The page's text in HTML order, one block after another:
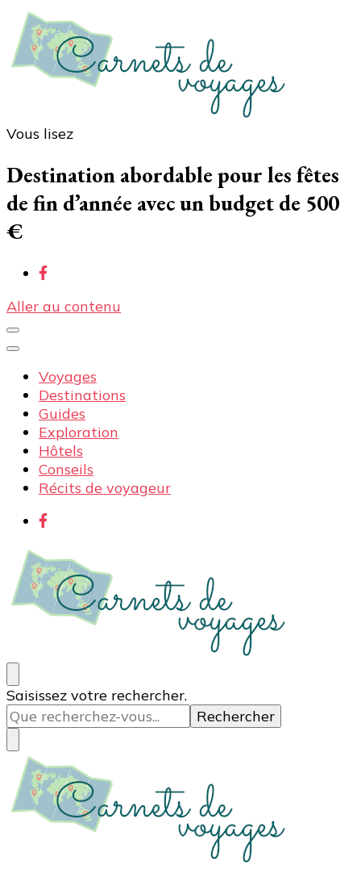
voyages, des conseils et avis sur les hôtelss
Vous lisez
Destination abordable pour les fêtes
de fin d’année avec un budget de 500
€
Aller au contenu
Voyages
Destinations
Guides
Exploration
Hôtels
Conseils
Récits de voyageur
Carnets de voyages
Blog voyage à la découverte du monde, des idées
voyages, des conseils et avis sur les hôtelss
Vous
recherchiez
quelque
chose ?
Saisissez votre rechercher.